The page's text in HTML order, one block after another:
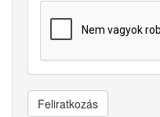
Feliratkozás